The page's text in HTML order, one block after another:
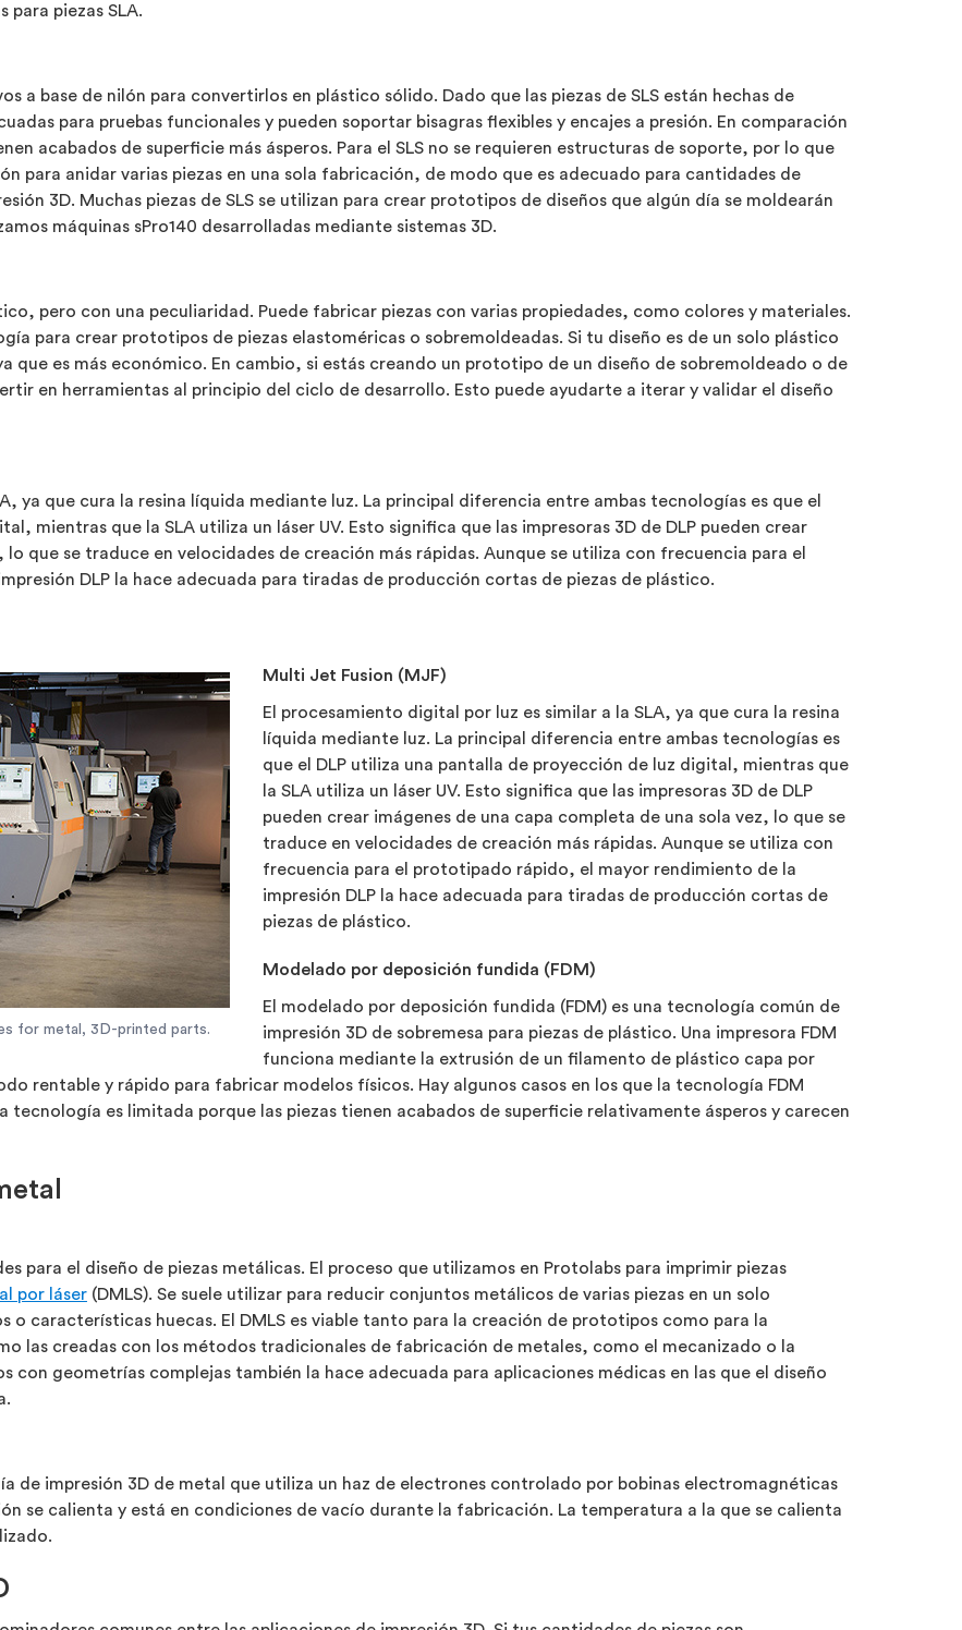
para piezas SLA.
a base de nilón para convertirlos en plástico sólido. Dado que las piezas de SLS están hechas de
para pruebas funcionales y pueden soportar bisagras flexibles y encajes a presión. En comparación
acabados de superficie más ásperos. Para el SLS no se requieren estructuras de soporte, por lo que
para anidar varias piezas en una sola fabricación, de modo que es adecuado para cantidades de
3D. Muchas piezas de SLS se utilizan para crear prototipos de diseños que algún día se moldearán
máquinas sPro140 desarrolladas mediante sistemas 3D.
pero con una peculiaridad. Puede fabricar piezas con varias propiedades, como colores y materiales.
para crear prototipos de piezas elastoméricas o sobremoldeadas. Si tu diseño es de un solo plástico
que es más económico. En cambio, si estás creando un prototipo de un diseño de sobremoldeado o de
en herramientas al principio del ciclo de desarrollo. Esto puede ayudarte a iterar y validar el diseño
ya que cura la resina líquida mediante luz. La principal diferencia entre ambas tecnologías es que el
mientras que la SLA utiliza un láser UV. Esto significa que las impresoras 3D de DLP pueden crear
que se traduce en velocidades de creación más rápidas. Aunque se utiliza con frecuencia para el
DLP la hace adecuada para tiradas de producción cortas de piezas de plástico.
for metal, 3D-printed parts.
Multi Jet Fusion (MJF)
El procesamiento digital por luz es similar a la SLA, ya que cura la resina
líquida mediante luz. La principal diferencia entre ambas tecnologías es
que el DLP utiliza una pantalla de proyección de luz digital, mientras que
la SLA utiliza un láser UV. Esto significa que las impresoras 3D de DLP
pueden crear imágenes de una capa completa de una sola vez, lo que se
traduce en velocidades de creación más rápidas. Aunque se utiliza con
frecuencia para el prototipado rápido, el mayor rendimiento de la
impresión DLP la hace adecuada para tiradas de producción cortas de
piezas de plástico.
Modelado por deposición fundida (FDM)
El modelado por deposición fundida (FDM) es una tecnología común de
impresión 3D de sobremesa para piezas de plástico. Una impresora FDM
funciona mediante la extrusión de un filamento de plástico capa por
rentable y rápido para fabricar modelos físicos. Hay algunos casos en los que la tecnología FDM
tecnología es limitada porque las piezas tienen acabados de superficie relativamente ásperos y carecen
para el diseño de piezas metálicas. El proceso que utilizamos en Protolabs para imprimir piezas
por láser (DMLS). Se suele utilizar para reducir conjuntos metálicos de varias piezas en un solo
o características huecas. El DMLS es viable tanto para la creación de prototipos como para la
las creadas con los métodos tradicionales de fabricación de metales, como el mecanizado o la
geometrías complejas también la hace adecuada para aplicaciones médicas en las que el diseño
de impresión 3D de metal que utiliza un haz de electrones controlado por bobinas electromagnéticas
se calienta y está en condiciones de vacío durante la fabricación. La temperatura a la que se calienta